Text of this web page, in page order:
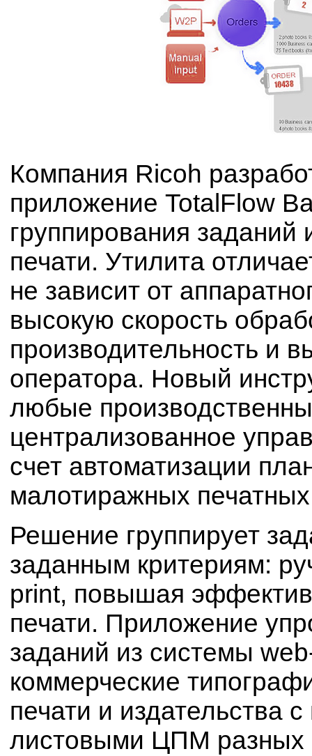
Компания Ricoh
приложение TotalFlow
группирования
печати. Утилита
не зависит от
высокую скорость
производительность и
оператора. Новый
любые
централизованное
счет автоматизации
малотиражных печатных
Решение группирует
заданным критериям:
print, повышая
печати. Приложение
заданий из системы
коммерческие
печати и издательства
листовыми ЦПМ разных